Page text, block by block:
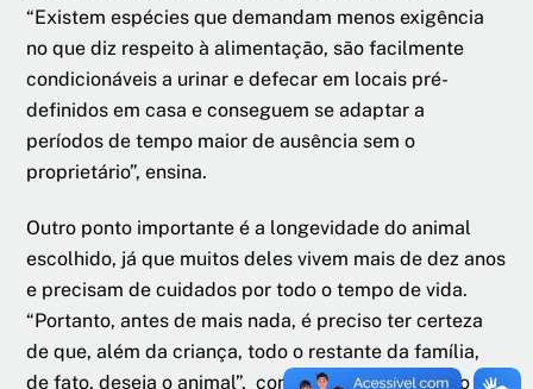
“Existem espécies que demandam menos exigência
no que diz respeito à alimentação, são facilmente
condicionáveis a urinar e defecar em locais pré-
definidos em casa e conseguem se adaptar a
períodos de tempo maior de ausência sem o
proprietário”, ensina.
Outro ponto importante é a longevidade do animal
escolhido, já que muitos deles vivem mais de dez anos
e precisam de cuidados por todo o tempo de vida.
“Portanto, antes de mais nada, é preciso ter certeza
de que, além da criança, todo o restante da família,
de fato, deseja o animal”, conclui o conselheiro do